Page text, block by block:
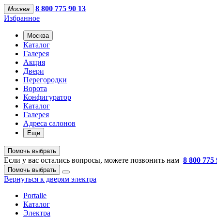
Москва
8 800 775 90 13
Избранное
Москва
Каталог
Галерея
Акция
Двери
Перегородки
Ворота
Конфигуратор
Каталог
Галерея
Адреса салонов
Еще
Помочь выбрать
Если у вас остались вопросы, можете позвонить нам 8 800 775
Помочь выбрать
Вернуться к дверям электра
Portalle
Каталог
Электра